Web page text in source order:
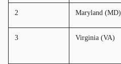
2 Maryland (MD)
3 Virginia (VA)